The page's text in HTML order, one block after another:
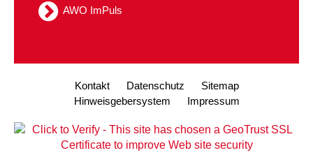
AWO ImPuls
Kontakt Datenschutz
Sitemap
Hinweisgebersystem
Impressum